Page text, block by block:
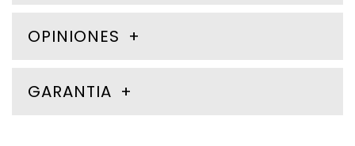
OPINIONES
GARANTIA